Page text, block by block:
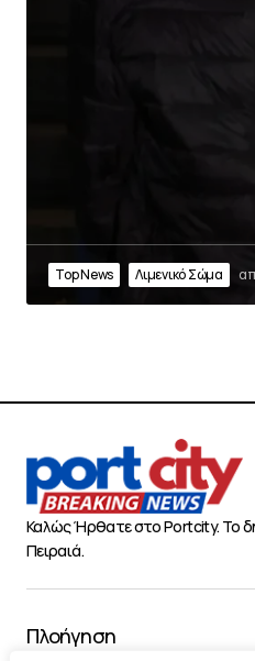
Top News Λιμενικό Σώμα
Καλώς Ήρθατε στο Portcity. Το
Πειραιά.
Πλοήγηση